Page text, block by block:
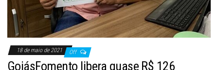
18 de maio de 2021 Off
GoiásFomento libera quase R$ 126